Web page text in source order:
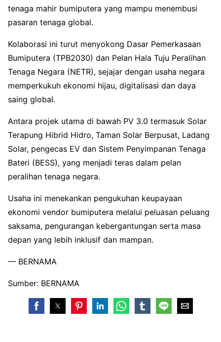
tenaga mahir bumiputera yang mampu menembusi
pasaran tenaga global.
Kolaborasi ini turut menyokong Dasar Pemerkasaan
Bumiputera (TPB2030) dan Pelan Hala Tuju Peralihan
Tenaga Negara (NETR), sejajar dengan usaha negara
memperkukuh ekonomi hijau, digitalisasi dan daya
saing global.
Antara projek utama di bawah PV 3.0 termasuk Solar
Terapung Hibrid Hidro, Taman Solar Berpusat, Ladang
Solar, pengecas EV dan Sistem Penyimpanan Tenaga
Bateri (BESS), yang menjadi teras dalam pelan
peralihan tenaga negara.
Usaha ini menekankan pengukuhan keupayaan
ekonomi vendor bumiputera melalui peluasan peluang
saksama, pengurangan kebergantungan serta masa
depan yang lebih inklusif dan mampan.
— BERNAMA
Sumber: BERNAMA